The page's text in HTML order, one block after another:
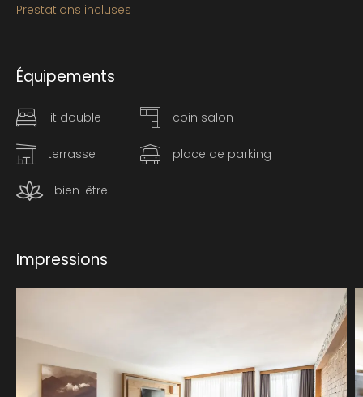
Prestations incluses
Équipements
lit double coin salon
terrasse place de parking
bien-être
Impressions